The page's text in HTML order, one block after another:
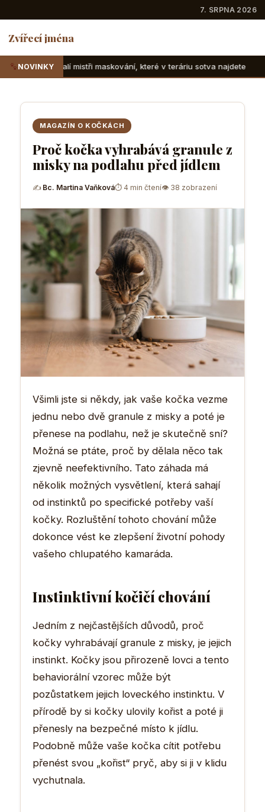
7. SRPNA 2026
Zvířecí jména
NOVINKY
mistři maskování, které v teráriu sotva najdete
MAGAZÍN O KOČKÁCH
Proč kočka vyhrabává granule z
misky na podlahu před jídlem
✍ Bc. Martina Vaňková⏱ 4 min čtení👁 38 zobrazení
Všimli jste si někdy, jak vaše kočka vezme
jednu nebo dvě granule z misky a poté je
přenese na podlahu, než je skutečně sní?
Možná se ptáte, proč by dělala něco tak
zjevně neefektivního. Tato záhada má
několik možných vysvětlení, která sahají
od instinktů po specifické potřeby vaší
kočky. Rozluštění tohoto chování může
dokonce vést ke zlepšení životní pohody
vašeho chlupatého kamaráda.
Instinktivní kočičí chování
Jedním z nejčastějších důvodů, proč
kočky vyhrabávají granule z misky, je jejich
instinkt. Kočky jsou přirozeně lovci a tento
behaviorální vzorec může být
pozůstatkem jejich loveckého instinktu. V
přírodě by si kočky ulovily kořist a poté ji
přenesly na bezpečné místo k jídlu.
Podobně může vaše kočka cítit potřebu
přenést svou „kořist“ pryč, aby si ji v klidu
vychutnala.